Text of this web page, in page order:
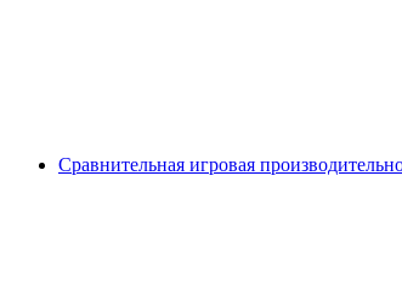
Сравнительная игровая